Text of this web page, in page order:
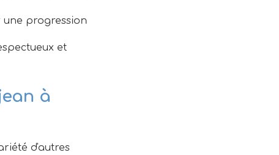
progression
et
à
d'autres